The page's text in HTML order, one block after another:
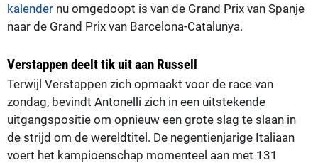
kalender nu omgedoopt is van de Grand Prix van Spanje
naar de Grand Prix van Barcelona-Catalunya.
Verstappen deelt tik uit aan Russell
Terwijl Verstappen zich opmaakt voor de race van
zondag, bevindt Antonelli zich in een uitstekende
uitgangspositie om opnieuw een grote slag te slaan in
de strijd om de wereldtitel. De negentienjarige Italiaan
voert het kampioenschap momenteel aan met 131